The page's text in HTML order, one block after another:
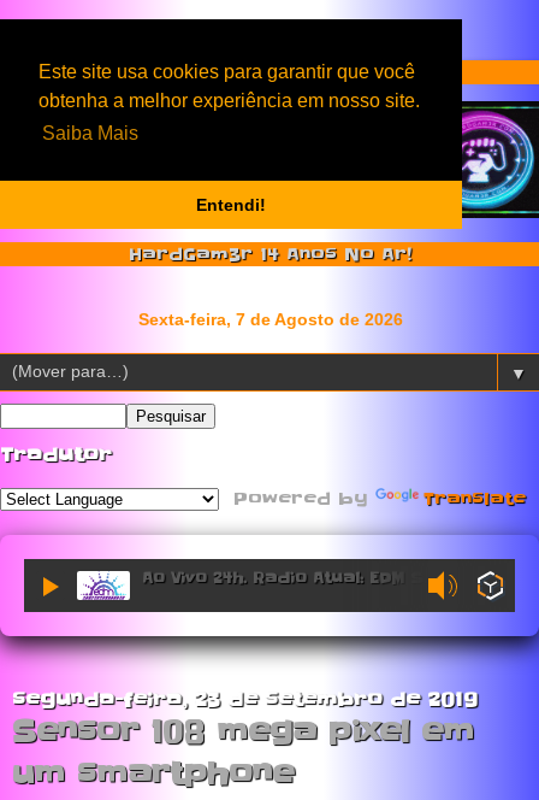
Este site usa cookies para garantir que você
obtenha a melhor experiência em nosso site.
Saiba Mais
Entendi!
Serviços & Produtos HardGam3r
HardGam3r 14 Anos No Ar!
▼
Tradutor
Powered by Translate
Ao Vivo 24h. Radio Atual: EDM Sessions.
segunda-feira, 23 de setembro de 2019
Sensor 108 mega pixel em
um smartphone